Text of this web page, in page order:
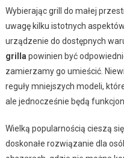
Wybierając grill do małej
uwagę kilku istotnych
urządzenie do dostępnych
grilla powinien być
zamierzamy go umieścić.
reguły mniejszych modeli,
ale jednocześnie będą
Wielką popularnością cieszą
doskonałe rozwiązanie dla